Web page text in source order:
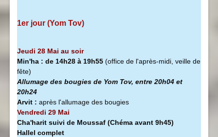
1er jour (Yom Tov)
Jeudi 28 Mai au soir
Min'ha : de 14h28 à 19h55 (office de l'après-midi, veille de
fête)
Allumage des bougies de Yom Tov, entre 20h04 et
20h24
Arvit : après l'allumage des bougies
Vendredi 29 Mai
Cha'harit suivi de Moussaf (Chéma avant 9h45)
Hallel complet